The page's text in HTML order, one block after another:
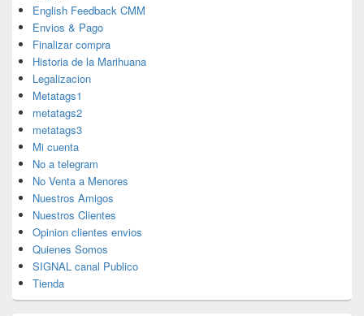
English Feedback CMM
Envios & Pago
Finalizar compra
Historia de la Marihuana
Legalizacion
Metatags1
metatags2
metatags3
Mi cuenta
No a telegram
No Venta a Menores
Nuestros Amigos
Nuestros Clientes
Opinion clientes envios
Quienes Somos
SIGNAL canal Publico
Tienda